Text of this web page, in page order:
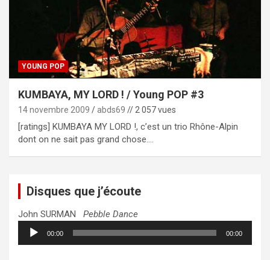
YOUNG POP
KUMBAYA, MY LORD ! / Young POP #3
14 novembre 2009 abds69 // 2 057 vues
[ratings] KUMBAYA MY LORD !, c’est un trio Rhône-Alpin
dont on ne sait pas grand chose.…
Disques que j’écoute
John SURMAN Pebble Dance
Lecteur
audio
00:00 00:00